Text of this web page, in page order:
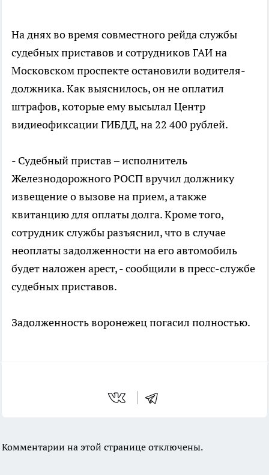
На днях во время совместного рейда службы
судебных приставов и сотрудников ГАИ на
Московском проспекте остановили водителя-
должника. Как выяснилось, он не оплатил
штрафов, которые ему высылал Центр
видиеофиксации ГИБДД, на 22 400 рублей.
- Судебный пристав – исполнитель
Железнодорожного РОСП вручил должнику
извещение о вызове на прием, а также
квитанцию для оплаты долга. Кроме того,
сотрудник службы разъяснил, что в случае
неоплаты задолженности на его автомобиль
будет наложен арест, - сообщили в пресс-службе
судебных приставов.
Задолженность воронежец погасил полностью.
Комментарии на этой странице отключены.